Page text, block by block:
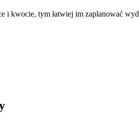
i kwocie, tym łatwiej im zaplanować